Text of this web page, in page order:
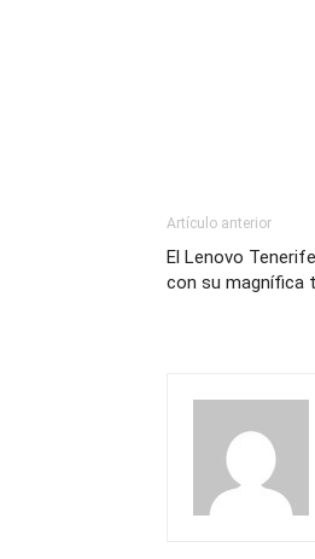
Artículo anterior
El Lenovo
con su magnífica